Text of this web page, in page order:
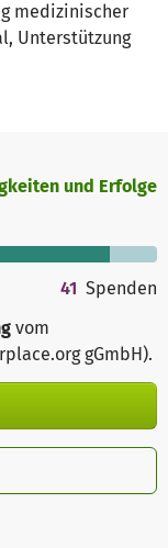
medizinischer
Unterstützung
und Erfolge
41 Spenden
vom
gGmbH).